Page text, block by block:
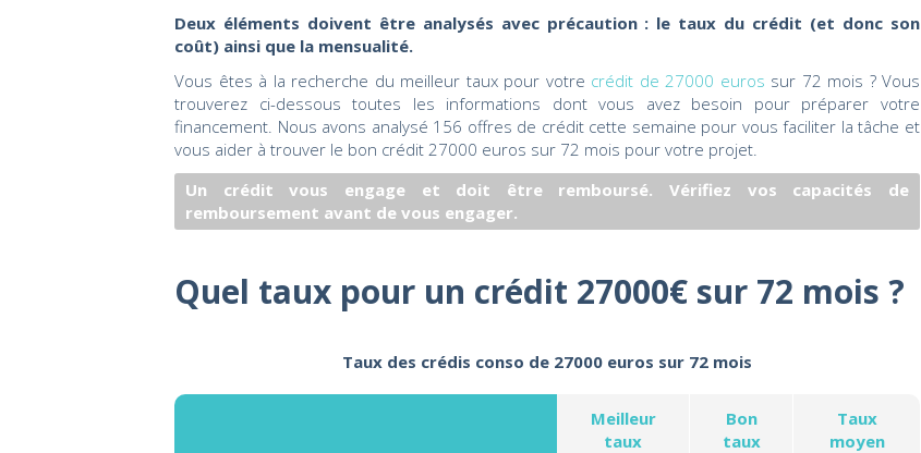
Deux éléments doivent être analysés avec précaution : le taux du crédit (et donc son
coût) ainsi que la mensualité.
Vous êtes à la recherche du meilleur taux pour votre crédit de 27000 euros sur 72 mois ? Vous
trouverez ci-dessous toutes les informations dont vous avez besoin pour préparer votre
financement. Nous avons analysé 156 offres de crédit cette semaine pour vous faciliter la tâche et
vous aider à trouver le bon crédit 27000 euros sur 72 mois pour votre projet.
Un crédit vous engage et doit être remboursé. Vérifiez vos capacités de
remboursement avant de vous engager.
Quel taux pour un crédit 27000€ sur 72 mois ?
Taux des crédis conso de 27000 euros sur 72 mois
Meilleur
taux
Bon
taux
Taux
moyen